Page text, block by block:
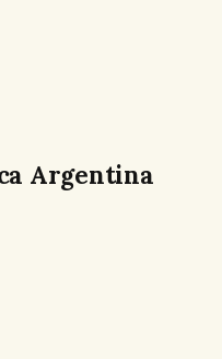
Argentina